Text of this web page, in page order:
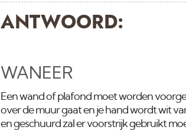
ANTWOORD:
WANEER
Een wand of plafond moet worden
over de muur gaat en je hand wordt wit
en geschuurd zal er voorstrijk gebruikt